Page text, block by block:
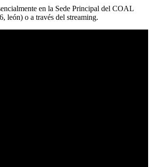
en la Sede Principal del COAL
león) o a través del streaming.